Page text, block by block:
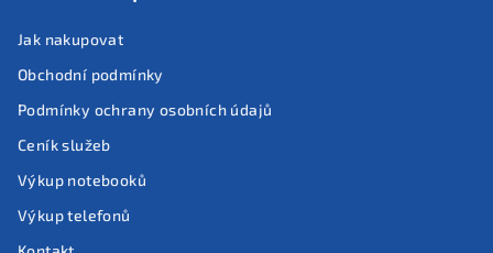
Jak nakupovat
Obchodní podmínky
Podmínky ochrany osobních údajů
Ceník služeb
Výkup notebooků
Výkup telefonů